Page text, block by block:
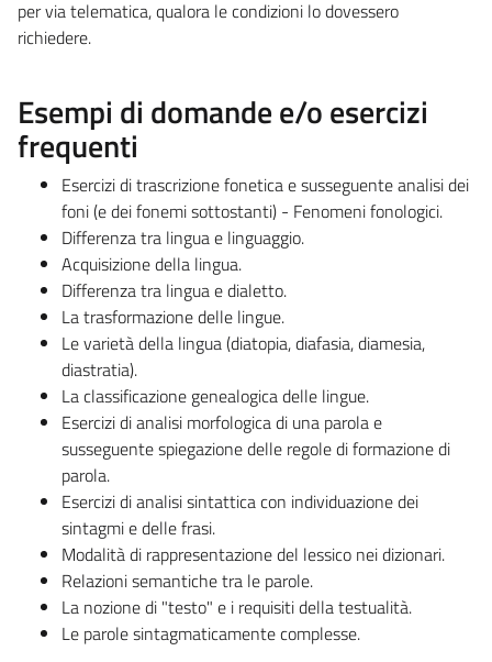
per via telematica, qualora le condizioni lo dovessero
richiedere.
Esempi di domande e/o esercizi
frequenti
Esercizi di trascrizione fonetica e susseguente analisi dei
foni (e dei fonemi sottostanti) - Fenomeni fonologici.
Differenza tra lingua e linguaggio.
Acquisizione della lingua.
Differenza tra lingua e dialetto.
La trasformazione delle lingue.
Le varietà della lingua (diatopia, diafasia, diamesia,
diastratia).
La classificazione genealogica delle lingue.
Esercizi di analisi morfologica di una parola e
susseguente spiegazione delle regole di formazione di
parola.
Esercizi di analisi sintattica con individuazione dei
sintagmi e delle frasi.
Modalità di rappresentazione del lessico nei dizionari.
Relazioni semantiche tra le parole.
La nozione di "testo" e i requisiti della testualità.
Le parole sintagmaticamente complesse.